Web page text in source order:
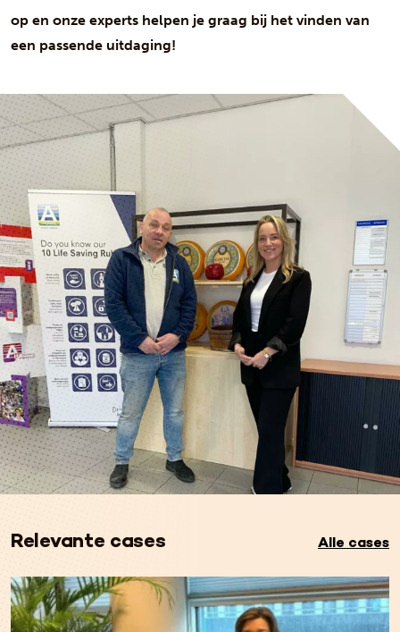
op en onze experts helpen je graag bij het vinden van
een passende uitdaging!
Relevante cases Alle cases